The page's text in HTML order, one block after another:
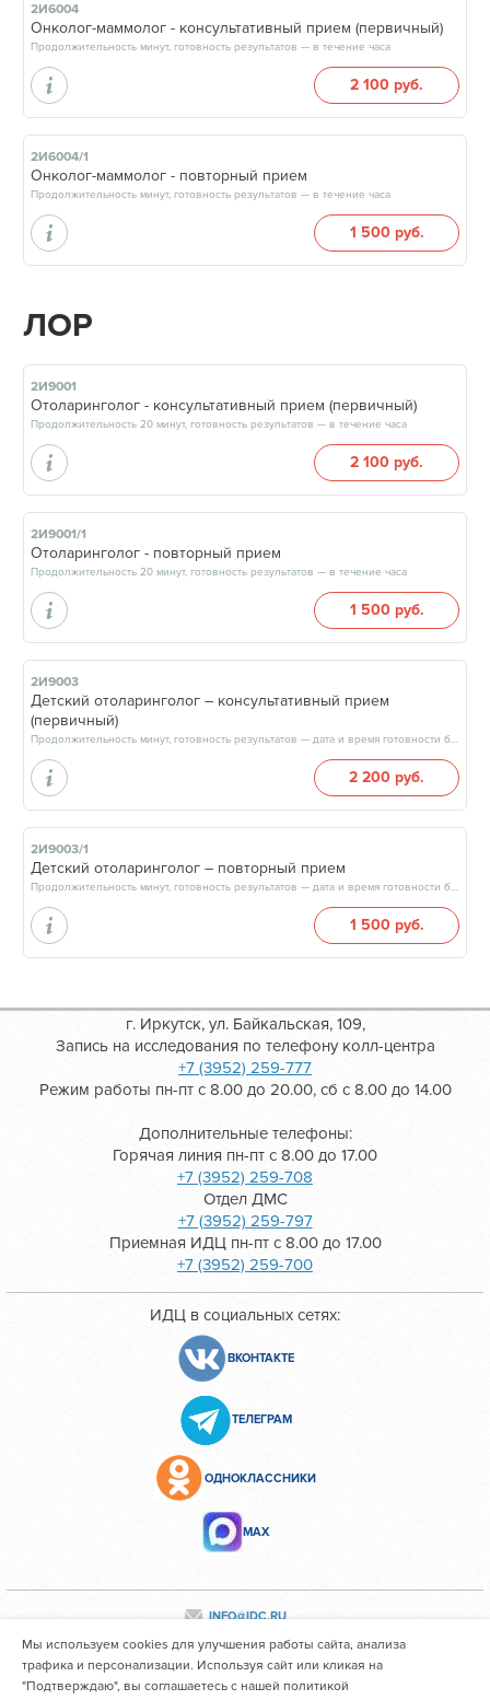
2И6004
Онколог-маммолог - консультативный прием (первичный)
Продолжительность минут, готовность результатов — в течение часа
2 100 руб.
2И6004/1
Онколог-маммолог - повторный прием
Продолжительность минут, готовность результатов — в течение часа
1 500 руб.
ЛОР
2И9001
Отоларинголог - консультативный прием (первичный)
Продолжительность 20 минут, готовность результатов — в течение часа
2 100 руб.
2И9001/1
Отоларинголог - повторный прием
Продолжительность 20 минут, готовность результатов — в течение часа
1 500 руб.
2И9003
Детский отоларинголог – консультативный прием
(первичный)
Продолжительность минут, готовность результатов — дата и время готовности будут сообщены врачом в день приёма
2 200 руб.
2И9003/1
Детский отоларинголог – повторный прием
Продолжительность минут, готовность результатов — дата и время готовности будут сообщены врачом в день приёма
1 500 руб.
г. Иркутск, ул. Байкальская, 109,
Запись на исследования по телефону колл-центра
+7 (3952) 259-777
Режим работы пн-пт с 8.00 до 20.00, сб с 8.00 до 14.00
Дополнительные телефоны:
Горячая линия пн-пт с 8.00 до 17.00
+7 (3952) 259-708
Отдел ДМС
+7 (3952) 259-797
Приемная ИДЦ пн-пт с 8.00 до 17.00
+7 (3952) 259-700
ИДЦ в социальных сетях:
ВКОНТАКТЕ
ТЕЛЕГРАМ
ОДНОКЛАССНИКИ
МАХ
INFO@IDC.RU
Все персональные данные сотрудников размещены с их
Мы используем cookies для улучшения работы сайта, анализа
трафика и персонализации. Используя сайт или кликая на
"Подтверждаю", вы соглашаетесь с нашей политикой